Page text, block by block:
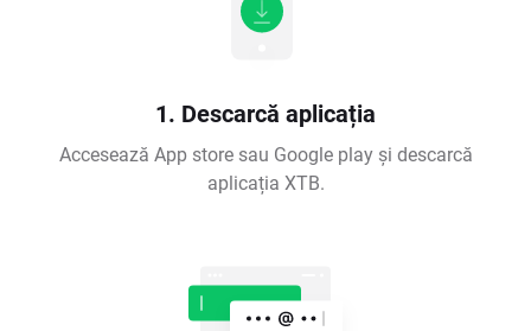
1. Descarcă aplicația
Accesează App store sau Google play și descarcă
aplicația XTB.